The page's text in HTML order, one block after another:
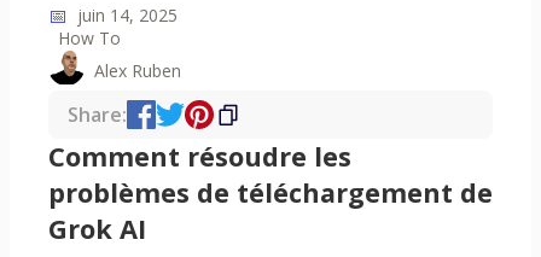
📅 juin 14, 2025
How To
Alex Ruben
Share:
Comment résoudre les
problèmes de téléchargement de
Grok AI